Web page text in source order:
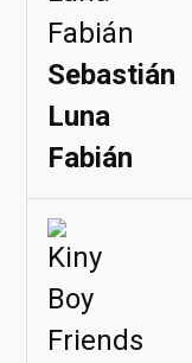
Sebastián
Luna
Fabián